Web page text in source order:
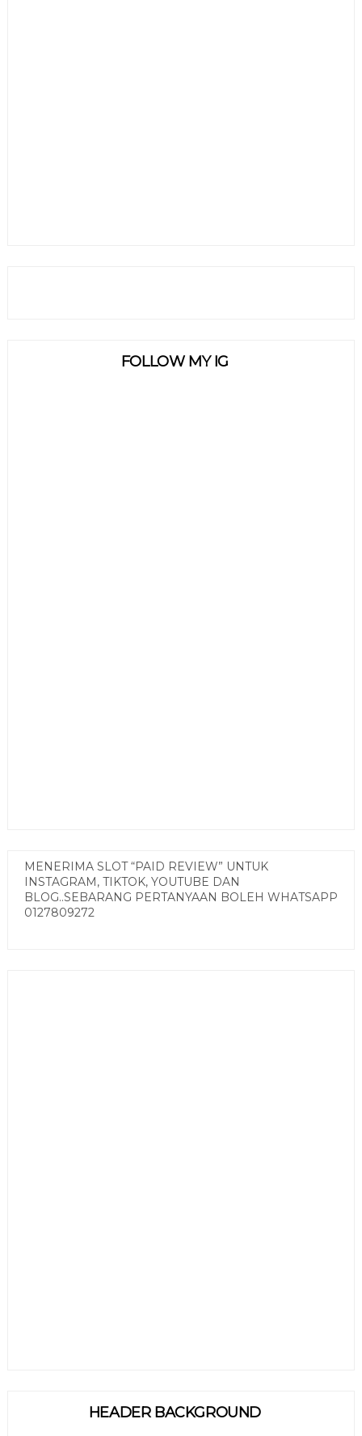
FOLLOW MY IG
MENERIMA SLOT “PAID REVIEW” UNTUK
INSTAGRAM, TIKTOK, YOUTUBE DAN
BLOG..SEBARANG PERTANYAAN BOLEH WHATSAPP
0127809272
HEADER BACKGROUND